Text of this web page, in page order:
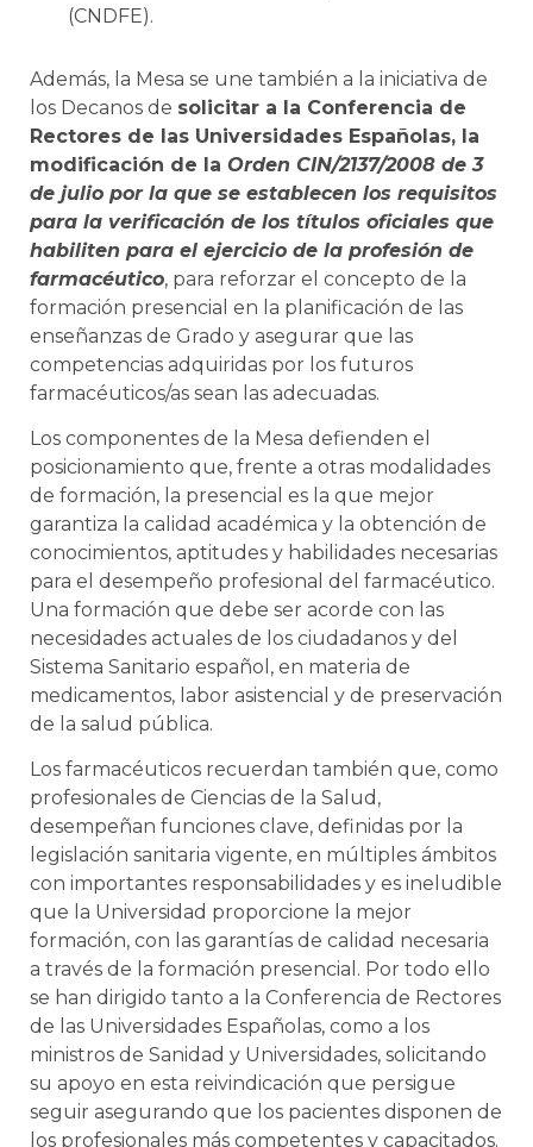
(CNDFE).
Además, la Mesa se une también a la iniciativa de
los Decanos de solicitar a la Conferencia de
Rectores de las Universidades Españolas, la
modificación de la Orden CIN/2137/2008 de 3
de julio por la que se establecen los requisitos
para la verificación de los títulos oficiales que
habiliten para el ejercicio de la profesión de
farmacéutico, para reforzar el concepto de la
formación presencial en la planificación de las
enseñanzas de Grado y asegurar que las
competencias adquiridas por los futuros
farmacéuticos/as sean las adecuadas.
Los componentes de la Mesa defienden el
posicionamiento que, frente a otras modalidades
de formación, la presencial es la que mejor
garantiza la calidad académica y la obtención de
conocimientos, aptitudes y habilidades necesarias
para el desempeño profesional del farmacéutico.
Una formación que debe ser acorde con las
necesidades actuales de los ciudadanos y del
Sistema Sanitario español, en materia de
medicamentos, labor asistencial y de preservación
de la salud pública.
Los farmacéuticos recuerdan también que, como
profesionales de Ciencias de la Salud,
desempeñan funciones clave, definidas por la
legislación sanitaria vigente, en múltiples ámbitos
con importantes responsabilidades y es ineludible
que la Universidad proporcione la mejor
formación, con las garantías de calidad necesaria
a través de la formación presencial. Por todo ello
se han dirigido tanto a la Conferencia de Rectores
de las Universidades Españolas, como a los
ministros de Sanidad y Universidades, solicitando
su apoyo en esta reivindicación que persigue
seguir asegurando que los pacientes disponen de
los profesionales más competentes y capacitados.